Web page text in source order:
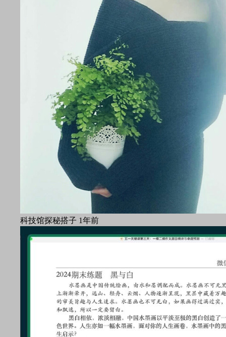
科技馆探秘搭子 1年前